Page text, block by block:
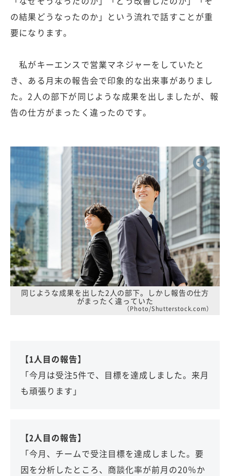
の結果どうなったのか」という流れで話すことが重
要になります。
私がキーエンスで営業マネジャーをしていたと
き、ある月末の報告会で印象的な出来事がありまし
た。2人の部下が同じような成果を出しましたが、報
告の仕方がまったく違ったのです。
同じような成果を出した2人の部下。しかし報告の仕方
がまったく違っていた
（Photo/Shutterstock.com）
【1人目の報告】
「今月は受注5件で、目標を達成しました。来月
も頑張ります」
【2人目の報告】
「今月、チームで受注目標を達成しました。要
因を分析したところ、商談化率が前月の20％か